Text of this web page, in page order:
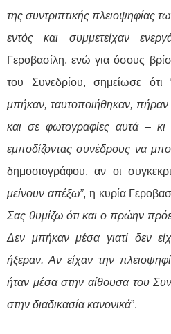
της συντριπτικής πλειοψηφίας
εντός και συμμετείχαν
Γεροβασίλη, ενώ για όσους
του Συνεδρίου, σημείωσε ότι
μπήκαν, ταυτοποιήθηκαν,
και σε φωτογραφίες αυτά –
εμποδίζοντας συνέδρους να
δημοσιογράφου, αν οι
μείνουν απέξω”, η κυρία
Σας θυμίζω ότι και ο πρώην
Δεν μπήκαν μέσα γιατί δεν
ήξεραν. Αν είχαν την
ήταν μέσα στην αίθουσα του
στην διαδικασία κανονικά”.